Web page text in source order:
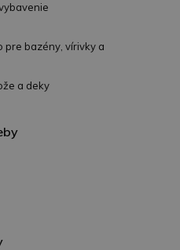
pre bazény, vírivky a
a deky